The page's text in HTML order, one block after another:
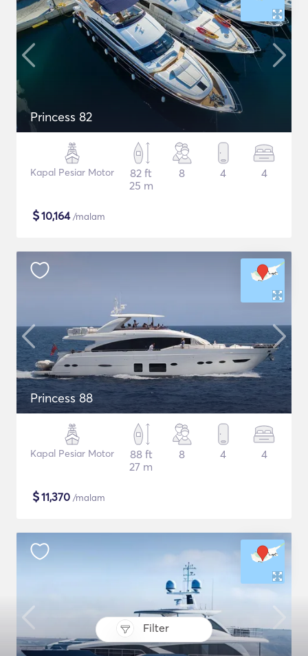
Filter
Princess 82
Kapal Pesiar Motor
82 ft
25 m
8 4 4
$10,164/malam
Princess 88
Kapal Pesiar Motor
88 ft
27 m
8 4 4
$11,370 /malam